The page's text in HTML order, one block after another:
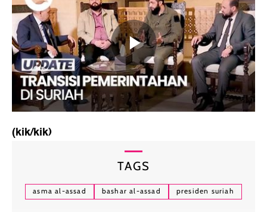
(kik/kik)
TAGS
asma al-assad bashar al-assad presiden suriah